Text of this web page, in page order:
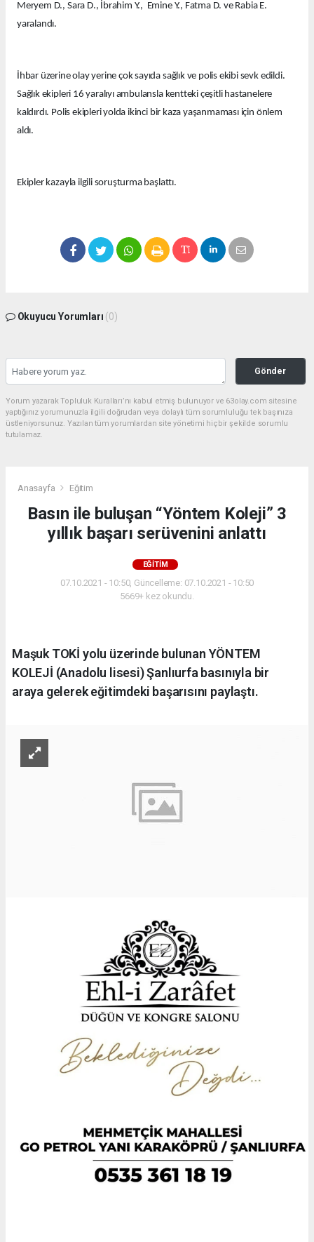
Meryem D., Sara D., İbrahim Y., Emine Y., Fatma D. ve Rabia E.
yaralandı.
İhbar üzerine olay yerine çok sayıda sağlık ve polis ekibi sevk edildi.
Sağlık ekipleri 16 yaralıyı ambulansla kentteki çeşitli hastanelere
kaldırdı. Polis ekipleri yolda ikinci bir kaza yaşanmaması için önlem
aldı.
Ekipler kazayla ilgili soruşturma başlattı.
Okuyucu Yorumları (0)
Gönder
Yorum yazarak Topluluk Kuralları’nı kabul etmiş bulunuyor ve 63olay.com sitesine
yaptığınız yorumunuzla ilgili doğrudan veya dolaylı tüm sorumluluğu tek başınıza
üstleniyorsunuz. Yazılan tüm yorumlardan site yönetimi hiçbir şekilde sorumlu
tutulamaz.
Anasayfa Eğitim
Basın ile buluşan “Yöntem Koleji” 3
yıllık başarı serüvenini anlattı
EĞITIM
07.10.2021 - 10:50, Güncelleme: 07.10.2021 - 10:50
5669+ kez okundu.
Maşuk TOKİ yolu üzerinde bulunan YÖNTEM
KOLEJİ (Anadolu lisesi) Şanlıurfa basınıyla bir
araya gelerek eğitimdeki başarısını paylaştı.